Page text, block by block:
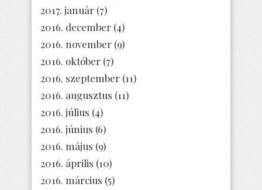
2017. január (7)
2016. december (4)
2016. november (9)
2016. október (7)
2016. szeptember (11)
2016. augusztus (11)
2016. július (4)
2016. június (6)
2016. május (9)
2016. április (10)
2016. március (5)